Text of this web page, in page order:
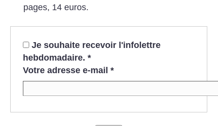
pages, 14 euros.
Je souhaite recevoir l'infolettre
hebdomadaire. *
Votre adresse e-mail *